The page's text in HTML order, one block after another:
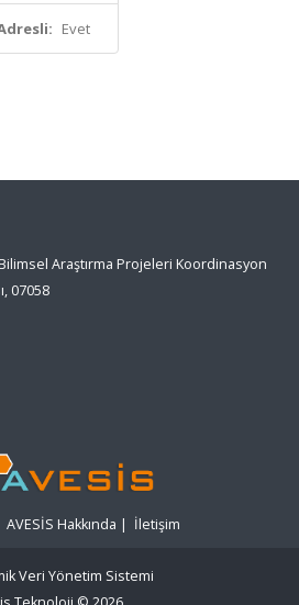
Evet
Araştırma Projeleri Koordinasyon
07058
AVESİS Hakkında | İletişim
Veri Yönetim Sistemi